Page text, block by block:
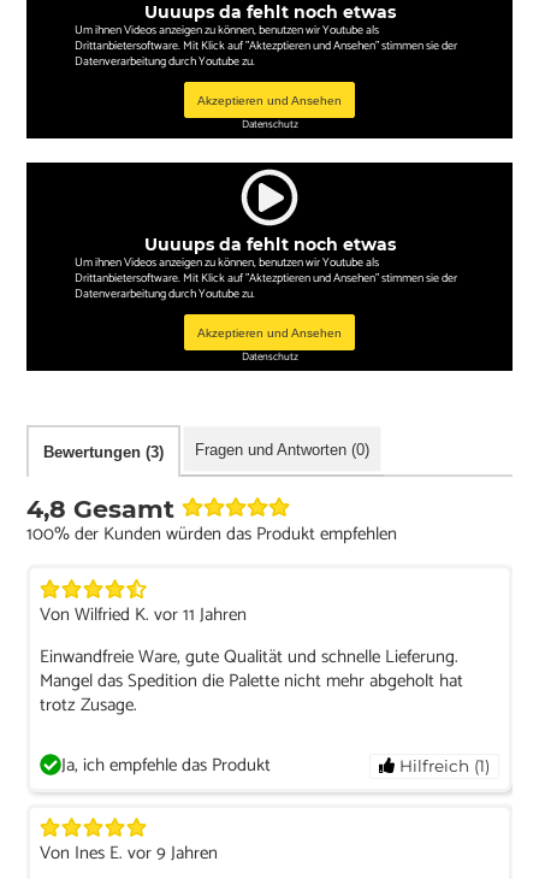
Uuuups da fehlt noch etwas
Um ihnen Videos anzeigen zu können, benutzen wir Youtube als
Drittanbietersoftware. Mit Klick auf "Aktezptieren und Ansehen" stimmen sie der
Datenverarbeitung durch Youtube zu.
Akzeptieren und Ansehen
Datenschutz
Uuuups da fehlt noch etwas
Um ihnen Videos anzeigen zu können, benutzen wir Youtube als
Drittanbietersoftware. Mit Klick auf "Aktezptieren und Ansehen" stimmen sie der
Datenverarbeitung durch Youtube zu.
Akzeptieren und Ansehen
Datenschutz
Bewertungen (3) Fragen und Antworten (0)
4,8 Gesamt
100% der Kunden würden das Produkt empfehlen
Von Wilfried K. vor 11 Jahren
Einwandfreie Ware, gute Qualität und schnelle Lieferung.
Mangel das Spedition die Palette nicht mehr abgeholt hat
trotz Zusage.
Ja, ich empfehle das Produkt Hilfreich (1)
Von Ines E. vor 9 Jahren